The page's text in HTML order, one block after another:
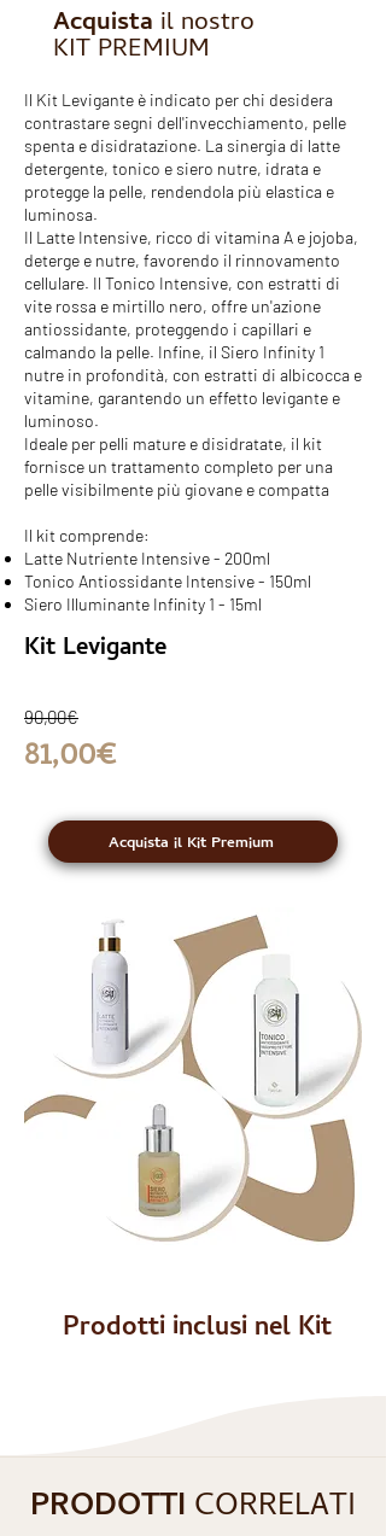
Acquista il nostro
KIT PREMIUM
Il Kit Levigante è indicato per chi desidera
contrastare segni dell'invecchiamento, pelle
spenta e disidratazione. La sinergia di latte
detergente, tonico e siero nutre, idrata e
protegge la pelle, rendendola più elastica e
luminosa.
Il Latte Intensive, ricco di vitamina A e jojoba,
deterge e nutre, favorendo il rinnovamento
cellulare. Il Tonico Intensive, con estratti di
vite rossa e mirtillo nero, offre un'azione
antiossidante, proteggendo i capillari e
calmando la pelle. Infine, il Siero Infinity 1
nutre in profondità, con estratti di albicocca e
vitamine, garantendo un effetto levigante e
luminoso.
Ideale per pelli mature e disidratate, il kit
fornisce un trattamento completo per una
pelle visibilmente più giovane e compatta
Il kit comprende:
Latte Nutriente Intensive - 200ml
Tonico Antiossidante Intensive - 150ml
Siero Illuminante Infinity 1 - 15ml
Kit Levigante
81,00€
90,00€
Acquista il Kit Premium
Prodotti inclusi nel Kit
PRODOTTI CORRELATI